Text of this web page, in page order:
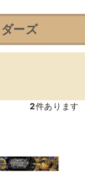
ーズ
2件あります